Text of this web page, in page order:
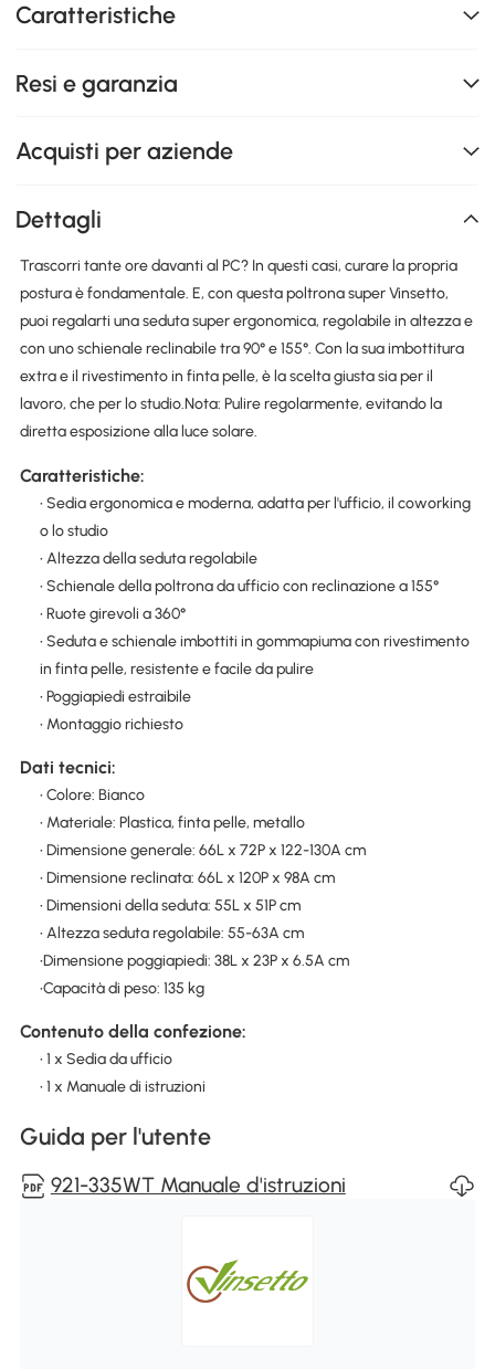
Caratteristiche
Resi e garanzia
Acquisti per aziende
Dettagli
Trascorri tante ore davanti al PC? In questi casi, curare la propria
postura è fondamentale. E, con questa poltrona super Vinsetto,
puoi regalarti una seduta super ergonomica, regolabile in altezza e
con uno schienale reclinabile tra 90° e 155°. Con la sua imbottitura
extra e il rivestimento in finta pelle, è la scelta giusta sia per il
lavoro, che per lo studio. ​Nota: Pulire regolarmente, evitando la
diretta esposizione alla luce solare.
Caratteristiche:
• Sedia ergonomica e moderna, adatta per l'ufficio, il coworking
o lo studio
• Altezza della seduta regolabile
• Schienale della poltrona da ufficio con reclinazione a 155°
• Ruote girevoli a 360°
• Seduta e schienale imbottiti in gommapiuma con rivestimento
in finta pelle, resistente e facile da pulire
• Poggiapiedi estraibile
• Montaggio richiesto
Dati tecnici:
• Colore: Bianco
• Materiale: Plastica, finta pelle, metallo
• Dimensione generale: 66L x 72P x 122-130A cm
• Dimensione reclinata: 66L x 120P x 98A cm
• Dimensioni della seduta: 55L x 51P cm
• Altezza seduta regolabile: 55-63A cm
•Dimensione poggiapiedi: 38L x 23P x 6.5A cm
•Capacità di peso: 135 kg
Contenuto della confezione:
• 1 x Sedia da ufficio
• 1 x Manuale di istruzioni
Guida per l'utente
921-335WT Manuale d'istruzioni